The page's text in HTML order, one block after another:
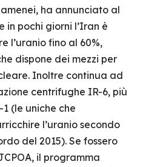
ha annunciato al
in pochi giorni l’Iran è
l’uranio fino al 60%,
dispone dei mezzi per
Inoltre continua ad
centrifughe IR-6, più
(le uniche che
l’uranio secondo
del 2015). Se fossero
il programma